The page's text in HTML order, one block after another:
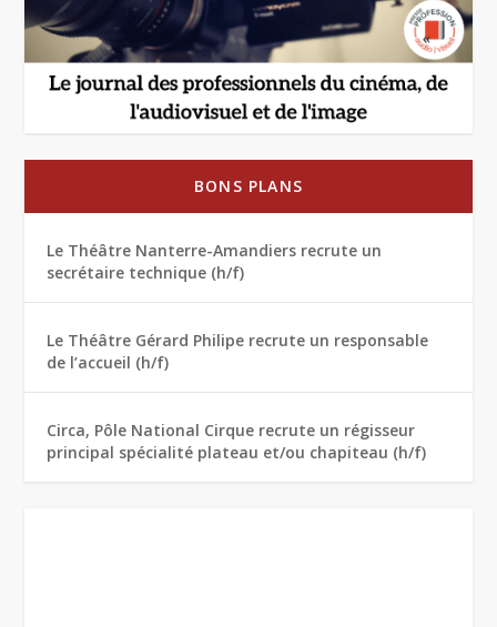
BONS PLANS
Le Théâtre Nanterre-Amandiers recrute un
secrétaire technique (h/f)
Le Théâtre Gérard Philipe recrute un responsable
de l’accueil (h/f)
Circa, Pôle National Cirque recrute un régisseur
principal spécialité plateau et/ou chapiteau (h/f)